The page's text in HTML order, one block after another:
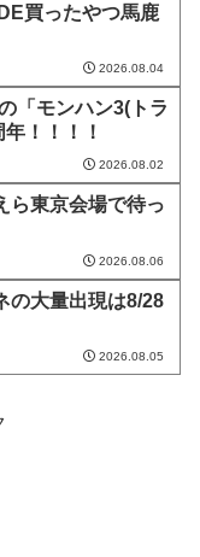
買ったやつ馬鹿
2026.08.04
「モンハン3(トラ
！！！！
2026.08.02
ら東京会場で待っ
2026.08.06
の大量出現は8/28
2026.08.05